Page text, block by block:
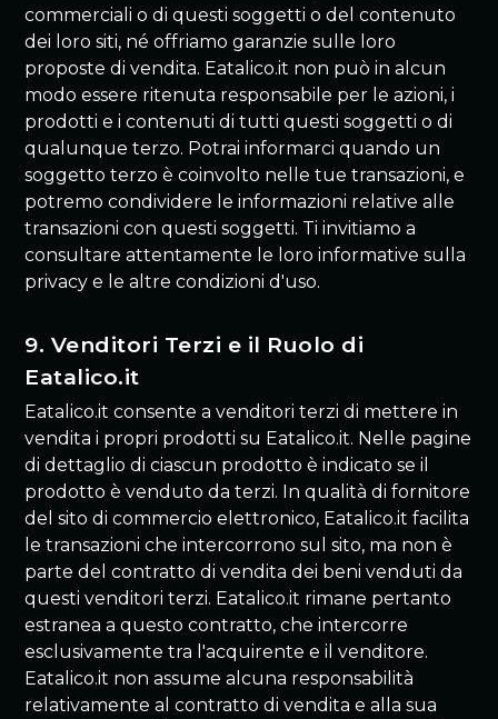
commerciali o di questi soggetti o del contenuto
dei loro siti, né offriamo garanzie sulle loro
proposte di vendita. Eatalico.it non può in alcun
modo essere ritenuta responsabile per le azioni, i
prodotti e i contenuti di tutti questi soggetti o di
qualunque terzo. Potrai informarci quando un
soggetto terzo è coinvolto nelle tue transazioni, e
potremo condividere le informazioni relative alle
transazioni con questi soggetti. Ti invitiamo a
consultare attentamente le loro informative sulla
privacy e le altre condizioni d'uso.
9. Venditori Terzi e il Ruolo di
Eatalico.it
Eatalico.it consente a venditori terzi di mettere in
vendita i propri prodotti su Eatalico.it. Nelle pagine
di dettaglio di ciascun prodotto è indicato se il
prodotto è venduto da terzi. In qualità di fornitore
del sito di commercio elettronico, Eatalico.it facilita
le transazioni che intercorrono sul sito, ma non è
parte del contratto di vendita dei beni venduti da
questi venditori terzi. Eatalico.it rimane pertanto
estranea a questo contratto, che intercorre
esclusivamente tra l'acquirente e il venditore.
Eatalico.it non assume alcuna responsabilità
relativamente al contratto di vendita e alla sua